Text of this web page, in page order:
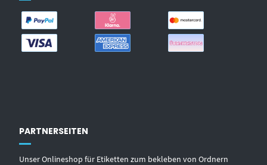
PARTNERSEITEN
Unser Onlineshop für Etiketten zum bekleben von Ordnern